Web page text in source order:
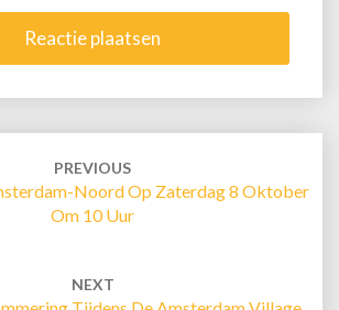
PREVIOUS
Noord Op Zaterdag 8 Oktober
Om 10 Uur
NEXT